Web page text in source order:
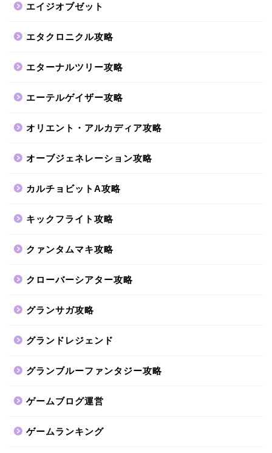
エイジオブゼット
エタクロニクル攻略
エターナルツリー攻略
エーテルゲイザー攻略
オリエント・アルカディア攻略
オーブジェネレーション攻略
カルチョビットA攻略
キックフライト攻略
クァンタムマキ攻略
クローバーシアター攻略
グランサガ攻略
グランドレジェンド
グランブルーファンタジー攻略
ゲームブログ運営
ゲームランキング